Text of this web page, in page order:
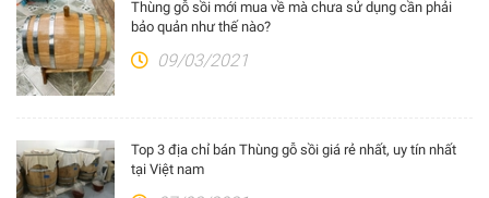
Thùng gỗ sồi mới mua về mà chưa sử dụng cần phải
bảo quản như thế nào?
09/03/2021
Top 3 địa chỉ bán Thùng gỗ sồi giá rẻ nhất, uy tín nhất
tại Việt nam